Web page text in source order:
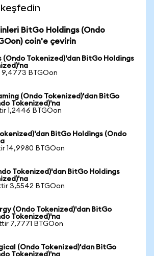
BitGo Holdings (Ondo
coin'e çevirin
(Ondo Tokenized)'dan BitGo Holdings
9,4773 BTGOon
(Ondo Tokenized)'dan BitGo
Tokenized)'na
1,2446 BTGOon
BitGo Holdings (Ondo
14,9980 BTGOon
Tokenized)'dan BitGo Holdings
3,5542 BTGOon
(Ondo Tokenized)'dan BitGo
Tokenized)'na
7,7771 BTGOon
(Ondo Tokenized)'dan BitGo
Tokenized)'na